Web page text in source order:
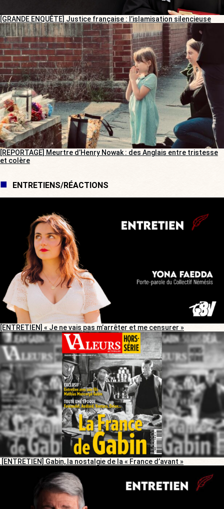
[GRANDE ENQUÊTE] Justice française : l’islamisation silencieuse
[REPORTAGE] Meurtre d’Henry Nowak : des Anglais entre tristesse
et colère
ENTRETIENS/RÉACTIONS
[ENTRETIEN] « Je ne vais pas m’arrêter et me censurer »
[ENTRETIEN] Gabin, la nostalgie de la « France d’avant »